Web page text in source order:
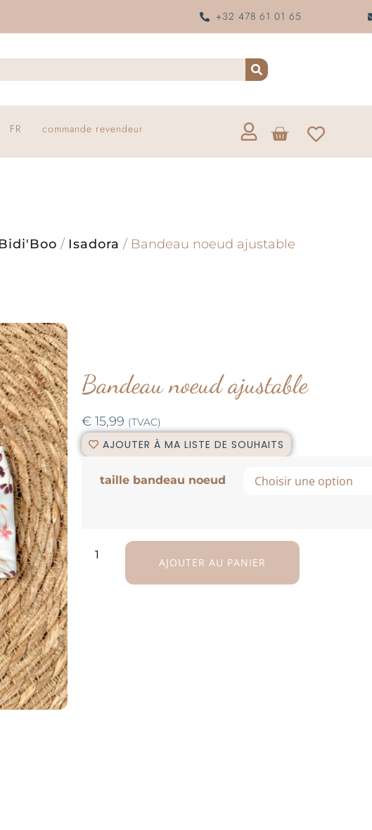
+32 478 61 01 65
FR commande revendeur
/ Isadora / Bandeau noeud ajustable
Bandeau noeud ajustable
€ 15,99 (TVAC)
AJOUTER À MA LISTE DE SOUHAITS
taille bandeau noeud
AJOUTER AU PANIER